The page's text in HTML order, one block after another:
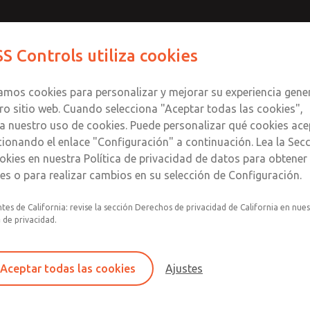
Filtro y regulador consolidados en un solo
lubricador de alimentación de mirilla
Recipiente de plástico de policarbonato con
contra roturas de acero, recipiente de
transparente o Tazón lubricador de aluminio
Enviar esta
Controls utiliza cookies
cookies para personalizar y mejorar su experiencia
sitio web. Cuando selecciona "Aceptar todas las cookies",
nuestro uso de cookies. Puede personalizar qué cookies
el enlace "Configuración" a continuación. Lea la
en nuestra Política de privacidad de datos para obtener
o para realizar cambios en su selección de Configuración.
de California: revise la sección Derechos de privacidad de California en
de privacidad.
Aceptar todas las cookies Ajustes